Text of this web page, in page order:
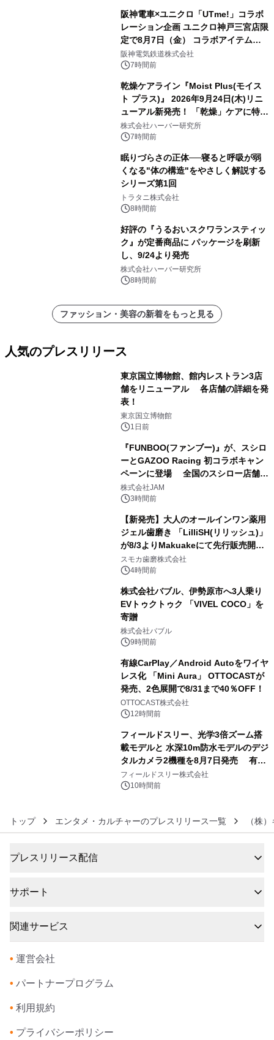
阪神電車×ユニクロ「UTme!」コラボ
レーション企画 ユニクロ神戸三宮店限
定で8月7日（金） コラボアイテムが
発売決定！
阪神電気鉄道株式会社
7時間前
乾燥ケアライン『Moist Plus(モイス
ト プラス)』 2026年9月24日(木)リニ
ューアル新発売！ 「乾燥」ケアに特化
し、ライン使いで潤いに満ちた肌へ
株式会社ハーバー研究所
7時間前
眠りづらさの正体──寝ると呼吸が弱
くなる"体の構造"をやさしく解説する
シリーズ第1回
トラタニ株式会社
8時間前
好評の『うるおいスクワランスティッ
ク』が定番商品に パッケージを刷新
し、9/24より発売
株式会社ハーバー研究所
8時間前
ファッション・美容の新着をもっと見る
人気のプレスリリース
東京国立博物館、館内レストラン3店
舗をリニューアル 各店舗の詳細を発
表！
東京国立博物館
1日前
『FUNBOO(ファンブー)』が、スシロ
ーとGAZOO Racing 初コラボキャン
ペーンに登場 全国のスシロー店舗で
GR 4車種の FUNBOO(ミニカー)付き
メニューが展開されます
株式会社JAM
3時間前
【新発売】大人のオールインワン薬用
ジェル歯磨き 「LilliSH(リリッシュ)」
が8/3よりMakuakeにて先行販売開
始！
スモカ歯磨株式会社
4時間前
株式会社バブル、伊勢原市へ3人乗り
EVトゥクトゥク 「VIVEL COCO」を
寄贈
株式会社バブル
9時間前
有線CarPlay／Android Autoをワイヤ
レス化 「Mini Aura」 OTTOCASTが
発売、2色展開で8/31まで40％OFF！
OTTOCAST株式会社
12時間前
フィールドスリー、光学3倍ズーム搭
載モデルと 水深10m防水モデルのデジ
タルカメラ2機種を8月7日発売 有効
約1300万画素、用途別に選べるコンデ
ジ新登場
フィールドスリー株式会社
10時間前
トップ エンタメ・カルチャーのプレスリリース一覧 （株
プレスリリース配信
サポート
関連サービス
• 運営会社
• パートナープログラム
• 利用規約
• プライバシーポリシー